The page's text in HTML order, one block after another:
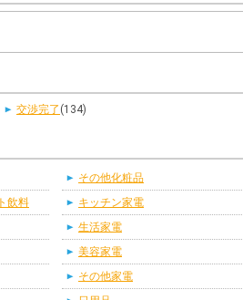
交渉完了 (134)
飲料
その他化粧品
キッチン家電
生活家電
美容家電
その他家電